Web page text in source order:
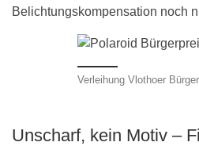
Belichtungskompensation noch
Verleihung Vlothoer
Unscharf, kein Motiv –